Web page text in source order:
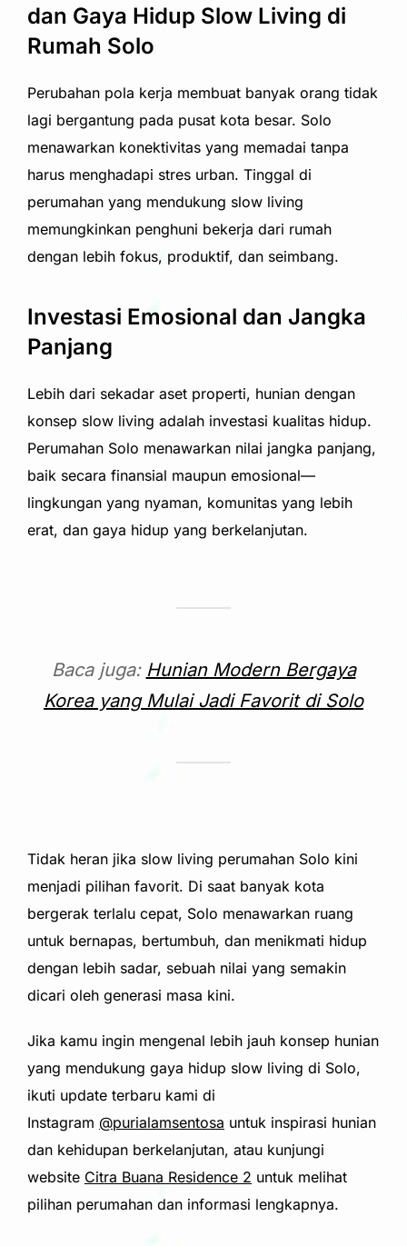
dan Gaya Hidup Slow Living di
Rumah Solo
Perubahan pola kerja membuat banyak orang tidak
lagi bergantung pada pusat kota besar. Solo
menawarkan konektivitas yang memadai tanpa
harus menghadapi stres urban. Tinggal di
perumahan yang mendukung slow living
memungkinkan penghuni bekerja dari rumah
dengan lebih fokus, produktif, dan seimbang.
Investasi Emosional dan Jangka
Panjang
Lebih dari sekadar aset properti, hunian dengan
konsep slow living adalah investasi kualitas hidup.
Perumahan Solo menawarkan nilai jangka panjang,
baik secara finansial maupun emosional—
lingkungan yang nyaman, komunitas yang lebih
erat, dan gaya hidup yang berkelanjutan.
Baca juga: Hunian Modern Bergaya
Korea yang Mulai Jadi Favorit di Solo
Tidak heran jika slow living perumahan Solo kini
menjadi pilihan favorit. Di saat banyak kota
bergerak terlalu cepat, Solo menawarkan ruang
untuk bernapas, bertumbuh, dan menikmati hidup
dengan lebih sadar, sebuah nilai yang semakin
dicari oleh generasi masa kini.
Jika kamu ingin mengenal lebih jauh konsep hunian
yang mendukung gaya hidup slow living di Solo,
ikuti update terbaru kami di
Instagram @purialamsentosa untuk inspirasi hunian
dan kehidupan berkelanjutan, atau kunjungi
website Citra Buana Residence 2 untuk melihat
pilihan perumahan dan informasi lengkapnya.